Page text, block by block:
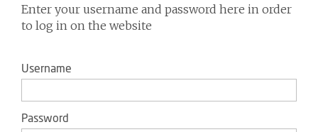
Enter your username and password here in order
to log in on the website
Username
Password